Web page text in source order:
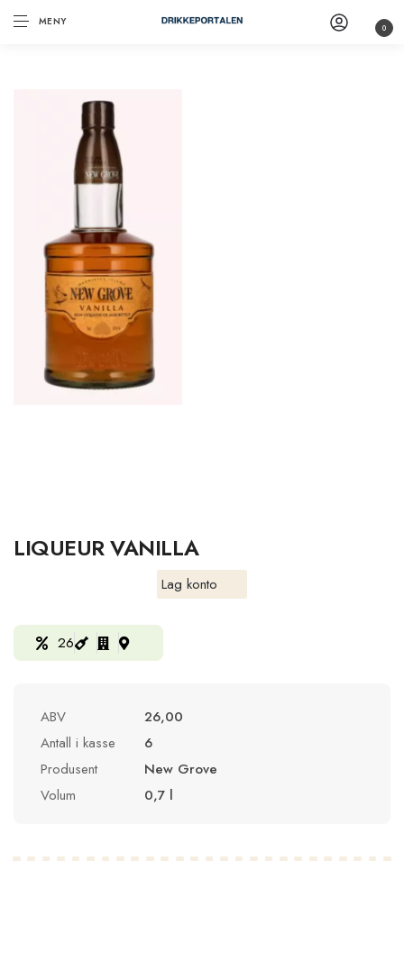
MENY 0
LIQUEUR VANILLA
Lag konto
26
ABV
26,00
Antall i kasse
6
Produsent
New Grove
Volum
0,7 l